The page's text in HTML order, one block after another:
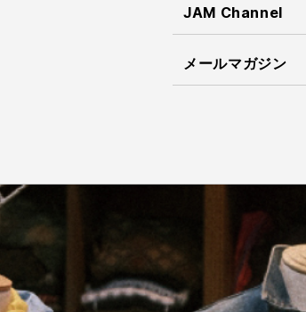
JAM Channel
メールマガジン